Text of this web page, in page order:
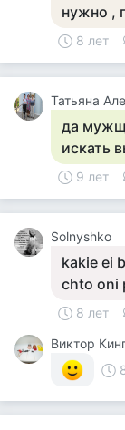
нужно ,
8 лет
Татьяна
да мужщ
искать
9 лет
Solnyshko
kakie ei
chto oni
8 лет
Виктор